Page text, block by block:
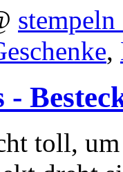
,
-
toll,